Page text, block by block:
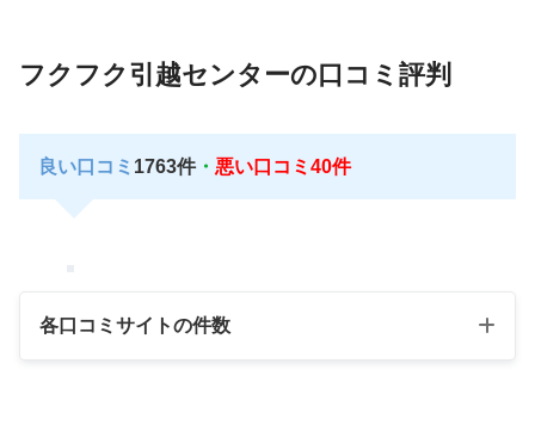
フクフク引越センターの口コミ評判
良い口コミ 1763件・ 悪い口コミ40件
各口コミサイトの件数